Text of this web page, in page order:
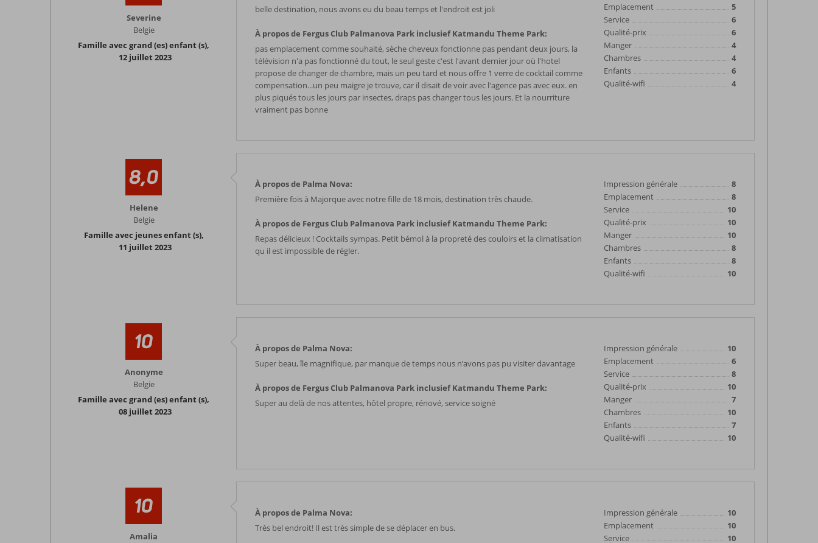
Severine
Belgie
Famille avec grand (es) enfant (s),
12 juillet 2023
belle destination, nous avons eu du beau temps et l'endroit est joli
À propos de Fergus Club Palmanova Park inclusief Katmandu Theme Park:
pas emplacement comme souhaité, sèche cheveux fonctionne pas pendant deux jours, la
télévision n'a pas fonctionné du tout, le seul geste c'est l'avant dernier jour où l'hotel
propose de changer de chambre, mais un peu tard et nous offre 1 verre de cocktail comme
compensation...un peu maigre je trouve, car il disait de voir avec l'agence pas avec eux. en
plus piqués tous les jours par insectes, draps pas changer tous les jours. Et la nourriture
vraiment pas bonne
Emplacement
5
Service
6
Qualité-prix
6
Manger
4
Chambres
4
Enfants
6
Qualité-wifi
4
8,0
Helene
Belgie
Famille avec jeunes enfant (s),
11 juillet 2023
À propos de Palma Nova:
Première fois à Majorque avec notre fille de 18 mois, destination très chaude.
À propos de Fergus Club Palmanova Park inclusief Katmandu Theme Park:
Repas délicieux ! Cocktails sympas. Petit bémol à la propreté des couloirs et la climatisation
qu il est impossible de régler.
Impression générale
8
Emplacement
8
Service
10
Qualité-prix
10
Manger
10
Chambres
8
Enfants
8
Qualité-wifi
10
10
Anonyme
Belgie
Famille avec grand (es) enfant (s),
08 juillet 2023
À propos de Palma Nova:
Super beau, île magnifique, par manque de temps nous n’avons pas pu visiter davantage
À propos de Fergus Club Palmanova Park inclusief Katmandu Theme Park:
Super au delà de nos attentes, hôtel propre, rénové, service soigné
Impression générale
10
Emplacement
6
Service
8
Qualité-prix
10
Manger
7
Chambres
10
Enfants
7
Qualité-wifi
10
10
Amalia
À propos de Palma Nova:
Très bel endroit! Il est très simple de se déplacer en bus.
Impression générale
10
Emplacement
10
Service
10